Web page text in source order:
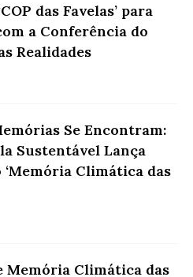
das Favelas’ para
a Conferência do
Realidades
Se Encontram:
Sustentável Lança
‘Memória Climática das
Memória Climática das